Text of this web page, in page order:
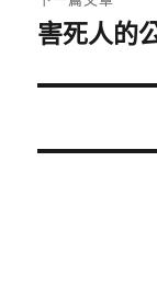
下
篇
章:
害死人的